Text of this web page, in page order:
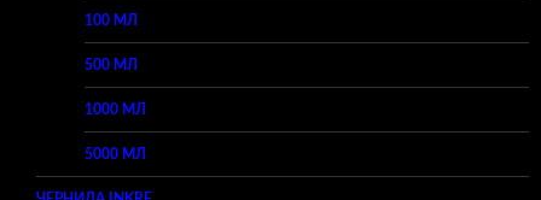
100 МЛ
500 МЛ
1000 МЛ
5000 МЛ